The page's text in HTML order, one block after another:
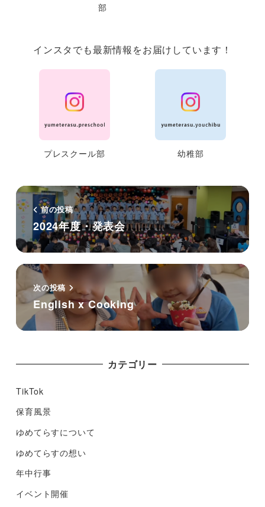
部
インスタでも最新情報をお届けしています！
プレスクール部 幼稚部
前の投稿
2024年度・発表会
次の投稿
English x Cooking
カテゴリー
TikTok
保育風景
ゆめてらすについて
ゆめてらすの想い
年中行事
イベント開催